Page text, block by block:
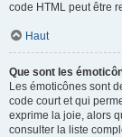
code HTML peut être
Haut
Que sont les
Les émoticônes sont
code court et qui
exprime la joie, alors
consulter la liste